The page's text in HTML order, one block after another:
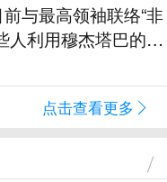
与最高领袖联络“非
人利用穆杰塔巴的正
朗内部制造分歧
点击查看更多